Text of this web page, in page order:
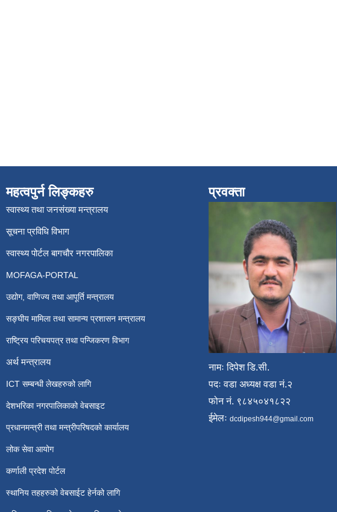
महत्वपुर्न लिङ्कहरु
स्वास्थ्य तथा जनसंख्या मन्त्रालय
सूचना प्रविधि विभाग
स्वास्थ्य पोर्टल बागचौर नगरपालिका
MOFAGA-PORTAL
उद्योग, वाणिज्य तथा आपूर्ति मन्त्रालय
सङ्घीय मामिला तथा सामान्य प्रशासन मन्त्रालय
राष्ट्रिय परिचयपत्र तथा पन्जिकरण विभाग
अर्थ मन्त्रालय
ICT सम्बन्धी लेखहरुको लागि
देशभरिका नगरपालिकाको वेबसाइट
प्रधानमन्त्री तथा मन्त्रीपरिषदको कार्यालय
लोक सेवा आयोग
कर्णाली प्रदेश पोर्टल
स्थानिय तहहरुको वेबसाईट हेर्नको लागि
प्रवक्ता
नामः दिपेश डि.सी.
पदः वडा अध्यक्ष वडा नं.२
फोन नं. ९८४५०४१८२२
ईमेलः dcdipesh944@gmail.com